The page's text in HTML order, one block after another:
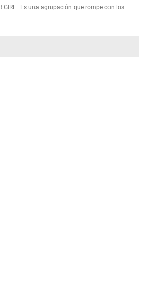
GIRL : Es una agrupación que rompe con los